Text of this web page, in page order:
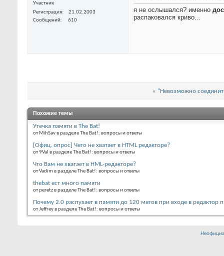
Участник
Регистрация
21.02.2003
Сообщений
610
я не ослышался? именно
распаковался криво…
« "Невозможно
Похожие темы
Утечка памяти в The Bat!
от MihSav в разделе The Bat!: вопросы и ответы
[Офиц. опрос] Чего не хватает в HTML редакторе?
от 9Val в разделе The Bat!: вопросы и ответы
Что Вам не хватает в HML-редакторе?
от Vadim в разделе The Bat!: вопросы и ответы
thebat ест много памяти
от peretz в разделе The Bat!: вопросы и ответы
Почему 2.0 распухает в памяти до 120 мегов при входе в редактор
от Jeffrey в разделе The Bat!: вопросы и ответы